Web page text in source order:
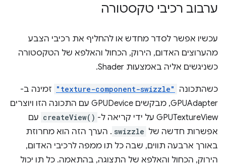
ערבוב רכיבי טקסטורה
עכשיו אפשר לסדר מחדש או להחליף את רכיבי הצבע
מהערוצים האדום, הירוק, הכחול והאלפא של הטקסטורה
כשניגשים אליה באמצעות Shader.
כשהתכונה "texture-component-swizzle" זמינה ב-
GPUAdapter, מבקשים GPUDevice עם התכונה הזו ויוצרים
GPUTextureView על ידי קריאה ל-
createView() עם
אפשרות חדשה של swizzle . הערך הזה הוא מחרוזת
באורך ארבעה תווים, שבה כל תו ממפה לרכיבי האדום,
הירוק, הכחול והאלפא של התצוגה, בהתאמה. כל תו יכול